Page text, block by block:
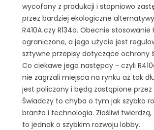
wycofany z produkcji i stopniowo
przez bardziej ekologiczne
R410A czy R134a. Obecnie stosowanie
ograniczone, a jego użycie jest
sztywne przepisy dotyczące ochrony
Co ciekawe jego następcy - czyli
nie zagrzali miejsca na rynku aż tak
jest policzony i będą zastąpione przez
Świadczy to chyba o tym jak szybko
branża i technologia. Złośliwi
to jednak o szybkim rozwoju lobby.